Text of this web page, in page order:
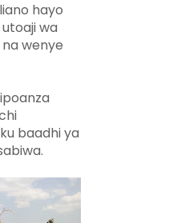
hayo
wa
wenye
baadhi ya